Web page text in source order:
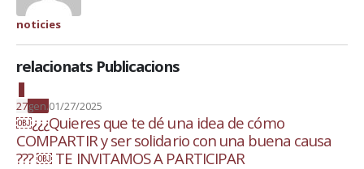
noticies
relacionats Publicacions
27gen.01/27/2025
￼¿¿¿Quieres que te dé una idea de cómo
COMPARTIR y ser solidario con una buena causa
??? ￼ TE INVITAMOS A PARTICIPAR